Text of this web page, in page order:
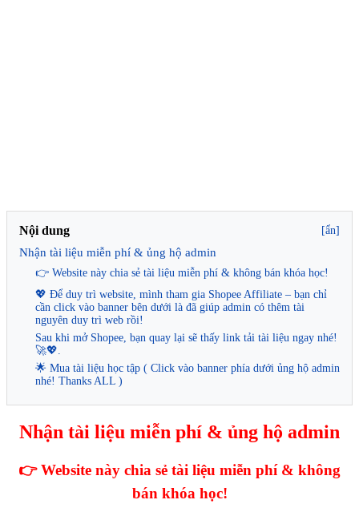
Nội dung [ẩn]
Nhận tài liệu miễn phí & ủng hộ admin
👉 Website này chia sẻ tài liệu miễn phí & không bán khóa học!
💖 Để duy trì website, mình tham gia Shopee Affiliate – bạn chỉ
cần click vào banner bên dưới là đã giúp admin có thêm tài
nguyên duy trì web rồi!
Sau khi mở Shopee, bạn quay lại sẽ thấy link tải tài liệu ngay nhé!
🚀💖.
🌟 Mua tài liệu học tập ( Click vào banner phía dưới ủng hộ admin
nhé! Thanks ALL )
Nhận tài liệu miễn phí & ủng hộ admin
👉 Website này chia sẻ tài liệu miễn phí & không
bán khóa học!